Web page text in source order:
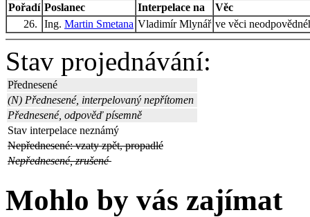
Pořadí Poslanec Interpelace na
Věc
26.
Ing. Martin Smetana Vladimír Mlynář ve věci
Stav projednávání:
Přednesené
(N) Přednesené, interpelovaný nepřítomen
Přednesené, odpověď písemně
Stav interpelace neznámý
Nepřednesené: vzaty zpět, propadlé
Nepřednesené, zrušené
Mohlo by vás zajímat